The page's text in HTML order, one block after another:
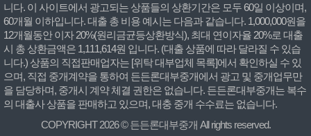
니다. 이 사이트에서 광고되는 상품들의 상환기간은 모두 60일 이상이며,
60개월 이하입니다. 대출 총 비용 예시는 다음과 같습니다. 1,000,000원을
12개월동안 이자 20%(원리금균등상환방식), 최대 연이자율 20%로 대출
시 총 상환금액은 1,111,614원 입니다. (대출 상품에 따라 달라질 수 있습
니다.) 상품의 직접판매업자는 [위탁 대부업체 목록]에서 확인하실 수 있
으며, 직접 중개계약을 통하여 든든론대부중개에서 광고 및 중개업무만
을 담당하며, 중개시 계약 체결 권한은 없습니다. 든든론대부중개는 복수
의 대출사 상품을 판매하고 있으며, 대충 중개 수수료는 없습니다.
COPYRIGHT 2026 © 든든론대부중개 All rights reserved.